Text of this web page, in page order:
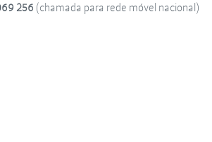
256 (chamada para rede móvel nacional)